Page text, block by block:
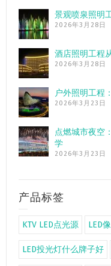
景观喷泉照明
2026年3月28日
酒店照明工程
2026年3月28日
户外照明工程
2026年3月23日
点燃城市夜空
学
2026年3月23日
产品标签
KTV LED点光源 LED
LED投光灯什么牌子好